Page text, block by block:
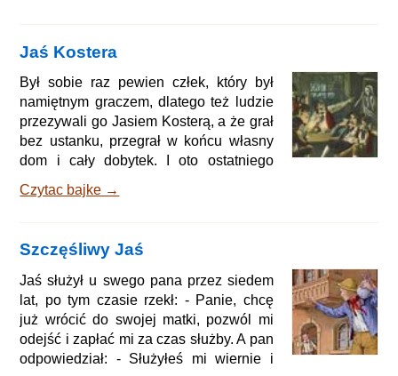
Jaś Kostera
Był sobie raz pewien człek, który był
namiętnym graczem, dlatego też ludzie
przezywali go Jasiem Kosterą, a że grał
bez ustanku, przegrał w końcu własny
dom i cały dobytek. I oto ostatniego
zabrać, nadszedł Pan Bóg ze świętym
noc zostać; ale nie mogę wam dać ani
łóżka, ani nic do jedzenia. Na co Pan
Bóg powiedział, że jeśli ich tylko pod
swój dach przyjmie, to już oni sami
zatroszc
Czytac bajke →
Szczęśliwy Jaś
Jaś służył u swego pana przez siedem
lat, po tym czasie rzekł: - Panie, chcę
już wrócić do swojej matki, pozwól mi
odejść i zapłać mi za czas służby. A pan
odpowiedział: - Służyłeś mi wiernie i